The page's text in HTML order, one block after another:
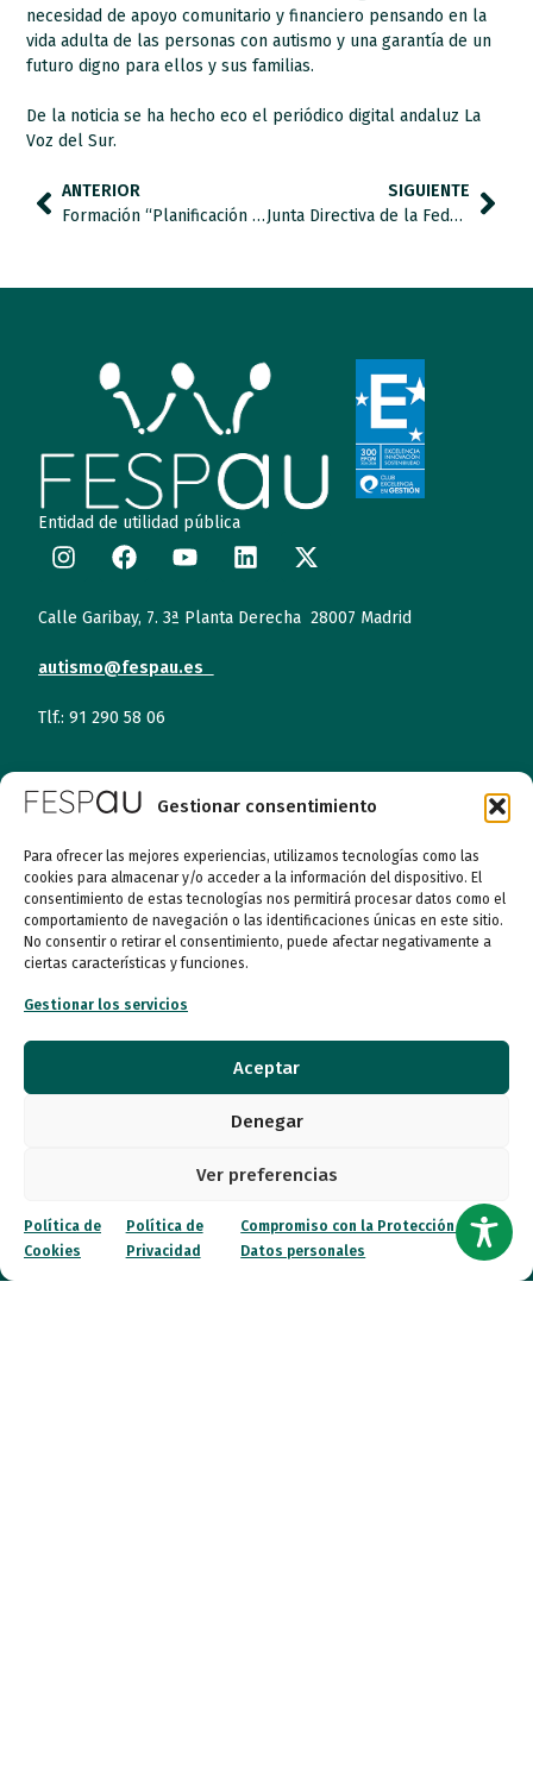
Gestionar consentimiento
Para ofrecer las mejores experiencias, utilizamos tecnologías como las
cookies para almacenar y/o acceder a la información del dispositivo. El
consentimiento de estas tecnologías nos permitirá procesar datos como el
comportamiento de navegación o las identificaciones únicas en este sitio.
No consentir o retirar el consentimiento, puede afectar negativamente a
ciertas características y funciones.
Gestionar los servicios
Aceptar
Denegar
Ver preferencias
Política de
Cookies
Política de
Privacidad
Compromiso con la Protección de
Datos personales
necesidad de apoyo comunitario y financiero pensando en la
vida adulta de las personas con autismo y una garantía de un
futuro digno para ellos y sus familias.
De la noticia se ha hecho eco el periódico digital andaluz La
Voz del Sur.
ANTERIOR
Formación “Planificación Centrada en la Persona en el apoyo a personas con autismo con necesidades de apoyo significativas.
SIGUIENTE
Junta Directiva de la Federación Autismo FESPAU
Entidad de utilidad pública
Calle Garibay, 7. 3ª Planta Derecha 28007 Madrid
autismo@fespau.es
Tlf.: 91 290 58 06
Atención al Público
09:00 a 16:00
Jueves (online)
09:00 a 16:00
09:00 a 14:00
Autismo